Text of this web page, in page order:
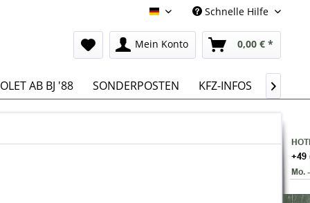
Deutsch Schnelle Hilfe
Mein Konto 0,00 € *
AB BJ '88 SONDERPOSTEN KFZ-INFOS 